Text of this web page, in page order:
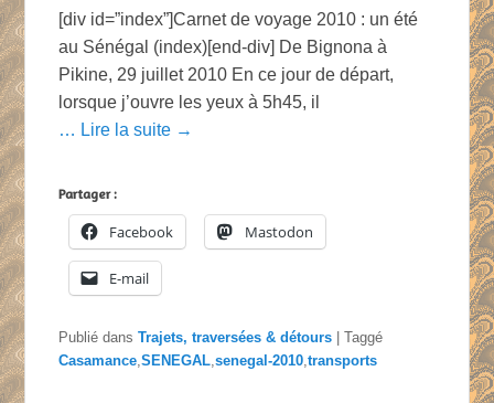
[div id=”index”]Carnet de voyage 2010 : un été
au Sénégal (index)[end-div] De Bignona à
Pikine, 29 juillet 2010 En ce jour de départ,
lorsque j’ouvre les yeux à 5h45, il
… Lire la suite →
Partager :
Facebook Mastodon
E-mail
Publié dans Trajets, traversées & détours |Taggé
Casamance,SENEGAL,senegal-2010,transports